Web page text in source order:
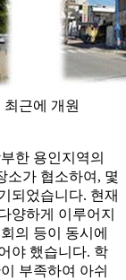
근에 개원
한 용인지역의
소가 협소하여, 몇
되었습니다. 현재
양하게 이루어지
의 등이 동시에
야 했습니다. 학
부족하여 아쉬